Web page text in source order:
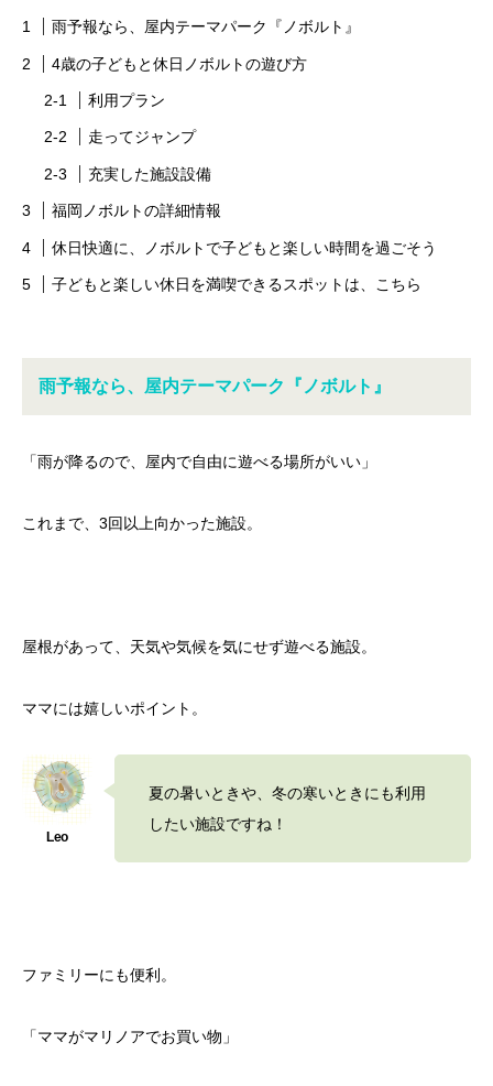
雨予報なら、屋内テーマパーク『ノボルト』
4歳の子どもと休日ノボルトの遊び方
利用プラン
走ってジャンプ
充実した施設設備
福岡ノボルトの詳細情報
休日快適に、ノボルトで子どもと楽しい時間を過ごそう
子どもと楽しい休日を満喫できるスポットは、こちら
雨予報なら、屋内テーマパーク『ノボルト』
「雨が降るので、屋内で自由に遊べる場所がいい」
これまで、3回以上向かった施設。
屋根があって、天気や気候を気にせず遊べる施設。
ママには嬉しいポイント。
夏の暑いときや、冬の寒いときにも利用
したい施設ですね！
ファミリーにも便利。
「ママがマリノアでお買い物」